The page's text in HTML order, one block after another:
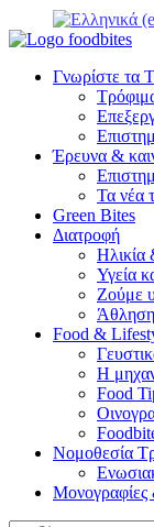
Γνωρίστε τα
Έρευνα &
Τα νέα
Green Bites
Διατροφή
Ηλικία
Υγεία
Ζούμε
Άθληση
Food &
Η
Food
Νομοθεσία